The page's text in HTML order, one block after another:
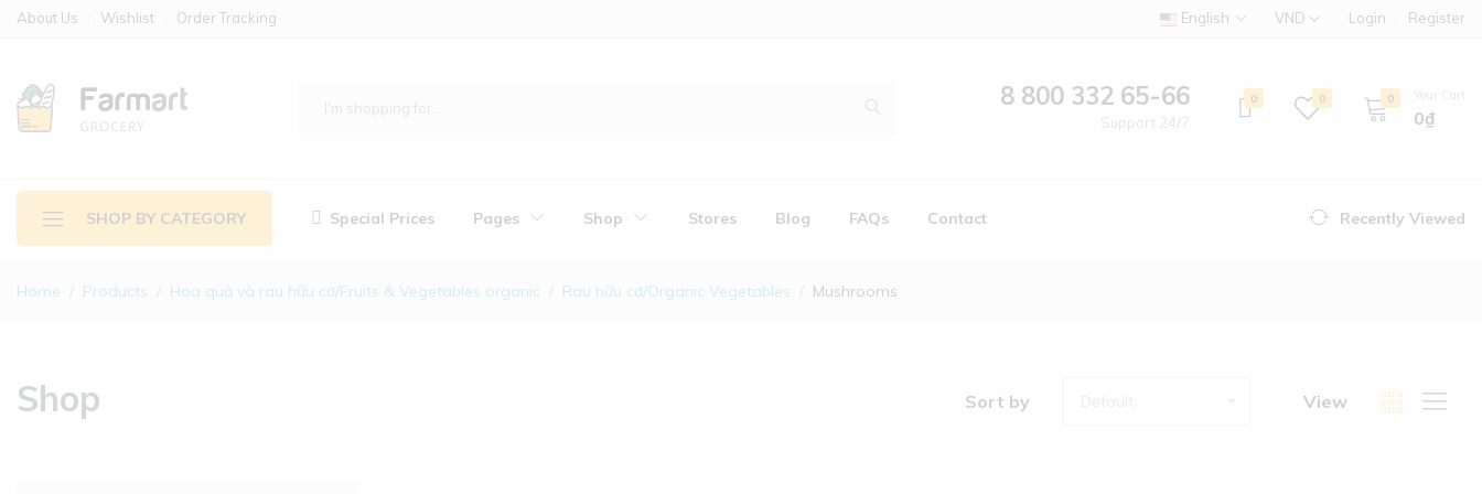
About Us Wishlist Order Tracking English VND Login Register
8 800 332 65-66 0 0 0
0₫
SHOP BY CATEGORY Special Prices Pages Shop Stores Blog FAQs Contact Recently Viewed
Home Products Hoa quả và rau hữu cơ/Fruits & Vegetables organic Rau hữu cơ/Organic Vegetables Mushrooms
Shop Sort by View